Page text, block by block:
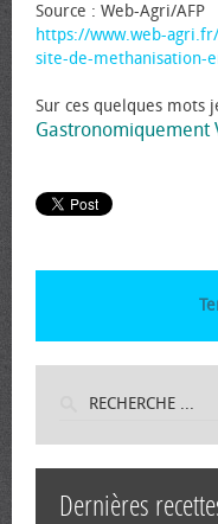
Source : Web-Agri/AFP
https://www.web-
site-de-methanisation-
Sur ces quelques mots
Gastronomiquement
Dernières